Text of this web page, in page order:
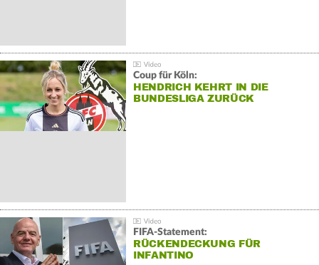
Coup für Köln:
HENDRICH KEHRT IN DIE
BUNDESLIGA ZURÜCK
FIFA-Statement:
RÜCKENDECKUNG FÜR
INFANTINO